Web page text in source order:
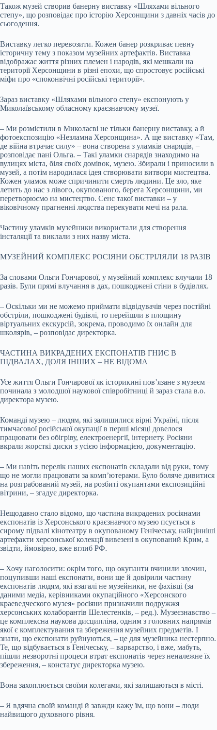
Також музей створив банерну виставку «Шляхами вільного
степу», що розповідає про історію Херсонщини з давніх часів до
сьогодення.
Виставку легко перевозити. Кожен банер розкриває певну
історичну тему з показом музейних артефактів. Виставка
відображає життя різних племен і народів, які мешкали на
території Херсонщини в різні епохи, що спростовує російські
міфи про «споконвічні російські території».
Зараз виставку «Шляхами вільного степу» експонують у
Миколаївському обласному краєзнавчому музеї.
– Ми розмістили в Миколаєві не тільки банерну виставку, а й
фотоекспозицію «Незламна Херсонщина». А ще виставку «Там,
де війна втрачає силу» – вона створена з уламків снарядів, –
розповідає пані Ольга. – Такі уламки снарядів знаходимо на
вулицях міста, біля своїх домівок, музею. Збирали і приносили в
музей, а потім народилася ідея створювати витвори мистецтва.
Кожен уламок може спричинити смерть людини. Це зло, яке
летить до нас з лівого, окупованого, берега Херсонщини, ми
перетворюємо на мистецтво. Сенс такої виставки – у
віковічному прагненні людства перекувати мечі на рала.
Частину уламків музейники використали для створення
інсталяції та виклали з них назву міста.
МУЗЕЙНИЙ КОМПЛЕКС РОСІЯНИ ОБСТРІЛЯЛИ 18 РАЗІВ
За словами Ольги Гончарової, у музейний комплекс влучали 18
разів. Були прямі влучання в дах, пошкоджені стіни в будівлях.
– Оскільки ми не можемо приймати відвідувачів через постійні
обстріли, пошкоджені будівлі, то перейшли в площину
віртуальних екскурсій, зокрема, проводимо їх онлайн для
школярів, – розповідає директорка.
ЧАСТИНА ВИКРАДЕНИХ ЕКСПОНАТІВ ГНИЄ В
ПІДВАЛАХ, ДОЛЯ ІНШИХ – НЕ ВІДОМА
Усе життя Ольги Гончарової як історикині пов’язане з музеєм –
починала з молодшої наукової співробітниці й зараз стала в.о.
директора музею.
Команді музею – людям, які залишилися вірні Україні, після
тимчасової російської окупації в перші місяці довелося
працювати без обігріву, електроенергії, інтернету. Росіяни
вкрали жорсткі диски з усією інформацією, документацію.
– Ми навіть перелік наших експонатів складали від руки, тому
що не могли працювати за комп’ютерами. Було боляче дивитися
на розграбований музей, на розбиті окупантами експозиційні
вітрини, – згадує директорка.
Нещодавно стало відомо, що частина викрадених росіянами
експонатів із Херсонського краєзнавчого музею псується в
сирому підвалі кінотеатру в окупованому Генічеську, найцінніші
артефакти херсонської колекції вивезені в окупований Крим, а
звідти, ймовірно, вже вглиб РФ.
– Хочу наголосити: окрім того, що окупанти вчинили злочин,
поцупивши наші експонати, вони ще й довірили частину
експонатів людям, які взагалі не музейники, не фахівці (за
даними медіа, керівниками окупаційного «Херсонского
краеведческого музея» росіяни призначили подружжя
херсонських колаборантів Шелестенків, – ред.). Музеєзнавство –
це комплексна наукова дисципліна, одним з головних напрямів
якої є комплектування та збереження музейних предметів. І
знати, що експонати руйнуються, – це для музейника нестерпно.
Те, що відбувається в Генічеську, – варварство, і вже, мабуть,
пішли незворотні процеси втрат експонатів через неналежне їх
збереження, – констатує директорка музею.
Вона захоплюється своїми колегами, які залишаються в місті.
– Я вдячна своїй команді й завжди кажу їм, що вони – люди
найвищого духовного рівня.